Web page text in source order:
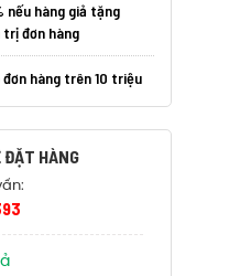
nếu hàng giả tặng
trị đơn hàng
hàng trên 10 triệu
ĐẶT HÀNG